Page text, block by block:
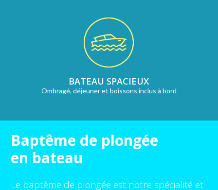
BATEAU SPACIEUX
Ombragé, déjeuner et boissons inclus à bord
Baptême de plongée
en bateau
Le baptême de plongée est notre spécialité et